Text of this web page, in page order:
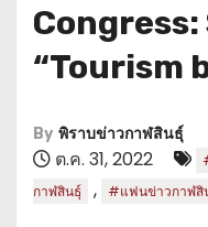
“Tourism
By พิราบข่าวกาฬสินธุ์
ต.ค. 31, 2022
กาฬสินธุ์
, #แฟนข่าวกาฬสิ